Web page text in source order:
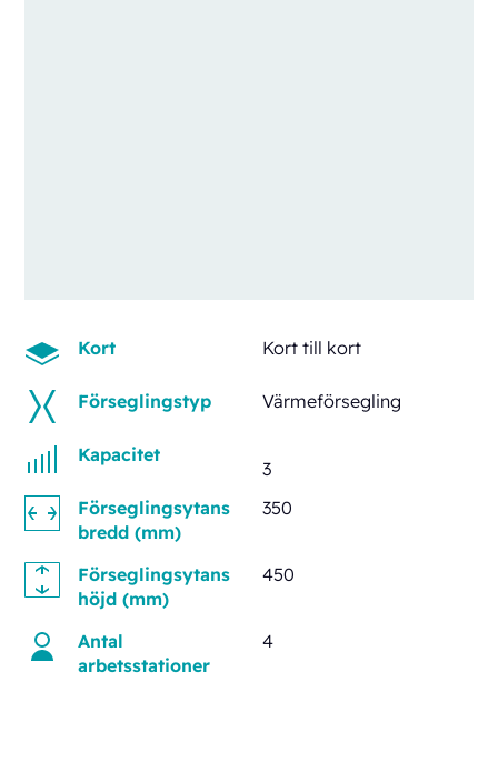
Kort Kort till kort
Förseglingstyp Värmeförsegling
Kapacitet
3
Förseglingsytans
bredd (mm)
350
Förseglingsytans
höjd (mm)
450
Antal
arbetsstationer
4